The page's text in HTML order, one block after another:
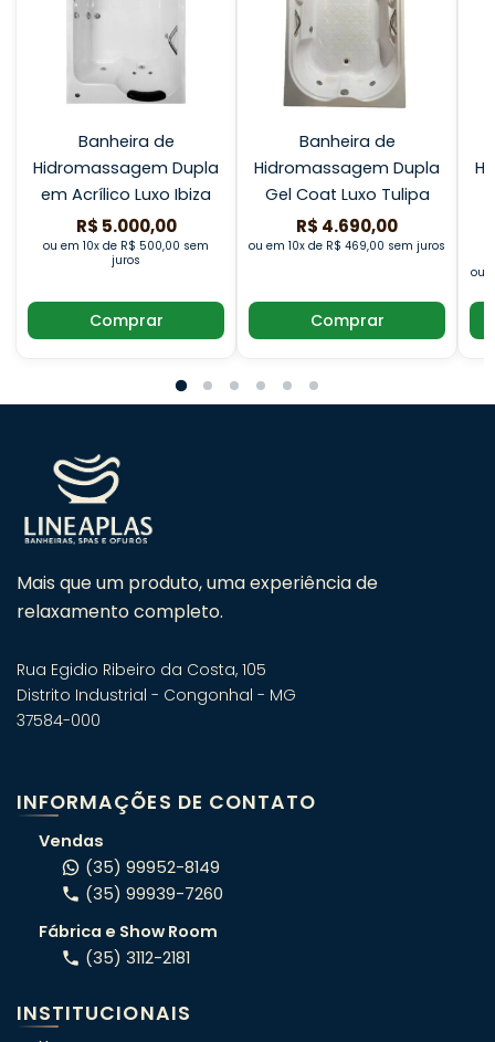
Banheira de
Hidromassagem Dupla
em Acrílico Luxo Ibiza
R$ 5.000,00
ou em 10x de R$ 500,00 sem
juros
Comprar
Banheira de
Hidromassagem Dupla
Gel Coat Luxo Tulipa
R$ 4.690,00
ou em 10x de R$ 469,00 sem juros
Comprar
ou
Mais que um produto, uma experiência de
relaxamento completo.
Rua Egidio Ribeiro da Costa, 105
Distrito Industrial - Congonhal - MG
37584-000
INFORMAÇÕES DE CONTATO
Vendas
(35) 99952-8149
(35) 99939-7260
Fábrica e Show Room
(35) 3112-2181
INSTITUCIONAIS
banheiras! 🛁
ORÇAMENTO RÁPIDO
Conte o seu projeto e indicamos o